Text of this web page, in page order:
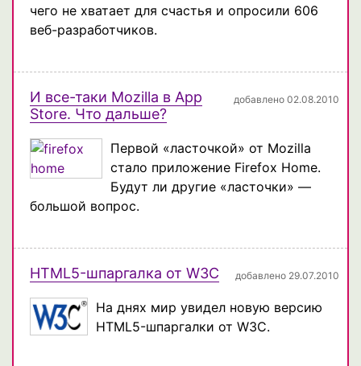
чего не хватает для счастья и опросили 606
веб-разработчиков.
И все-таки Mozilla в App
Store. Что дальше?
добавлено 02.08.2010
Первой «ласточкой» от Mozilla
стало приложение Firefox Home.
Будут ли другие «ласточки» —
большой вопрос.
HTML5-шпаргалка от W3C добавлено 29.07.2010
На днях мир увидел новую версию
HTML5-шпаргалки от W3C.